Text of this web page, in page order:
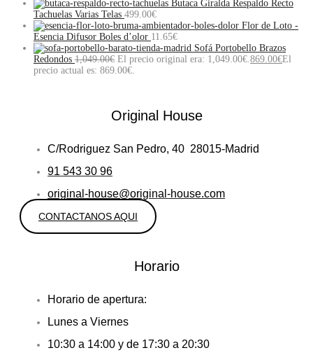
Butaca Giralda Respaldo Recto
Tachuelas Varias Telas 499.00€
Flor de Loto -
Esencia Difusor Boles d’olor 11.65€
Sofá Portobello Brazos
Redondos 1,049.00€ El precio original era: 1,049.00€. 869.00€El
precio actual es: 869.00€.
Original House
C/Rodriguez San Pedro, 40 28015-Madrid
91 543 30 96
original-house@original-house.com
CONTACTANOS AQUI
Horario
Horario de apertura:
Lunes a Viernes
10:30 a 14:00 y de 17:30 a 20:30